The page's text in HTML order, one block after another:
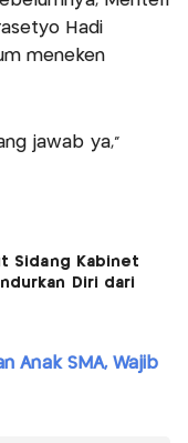
Hadi
meneken
jawab ya,”
Sidang Kabinet
Diri dari
Anak SMA, Wajib